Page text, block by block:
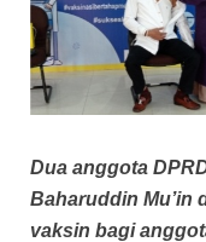
Dua anggota
Baharuddin Mu’in
vaksin bagi